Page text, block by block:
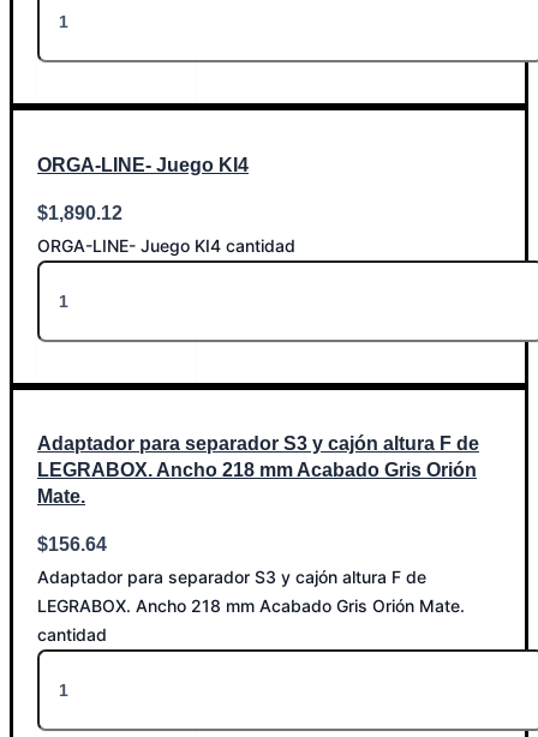
ORGA-LINE- Juego KI4
$1,890.12
ORGA-LINE- Juego KI4 cantidad
Adaptador para separador S3 y cajón altura F de
LEGRABOX. Ancho 218 mm Acabado Gris Orión
Mate.
$156.64
Adaptador para separador S3 y cajón altura F de
LEGRABOX. Ancho 218 mm Acabado Gris Orión Mate.
cantidad